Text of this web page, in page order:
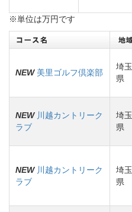
※単位は万円です
NEW 美里ゴルフ倶楽部
埼玉
県
NEW 川越カントリーク
ラブ
埼玉
県
NEW 川越カントリーク
ラブ
埼玉
県